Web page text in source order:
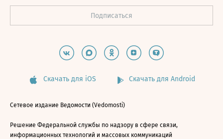
Скачать для iOS Скачать для Android
Сетевое издание Ведомости (Vedomosti)
Решение Федеральной службы по надзору в сфере связи,
информационных технологий и массовых коммуникаций